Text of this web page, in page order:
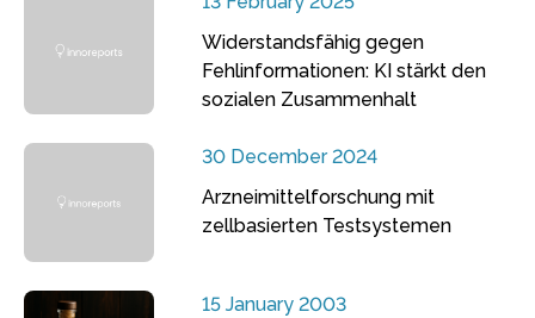
Widerstandsfähig gegen
Fehlinformationen: KI stärkt den
sozialen Zusammenhalt
30 December 2024
Arzneimittelforschung mit
zellbasierten Testsystemen
15 January 2003